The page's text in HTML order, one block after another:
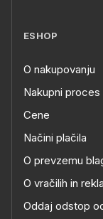
ESHOP
O nakupovanju
Nakupni proces
Cene
Načini plačila
O prevzemu
O vračilih in
Oddaj odstop